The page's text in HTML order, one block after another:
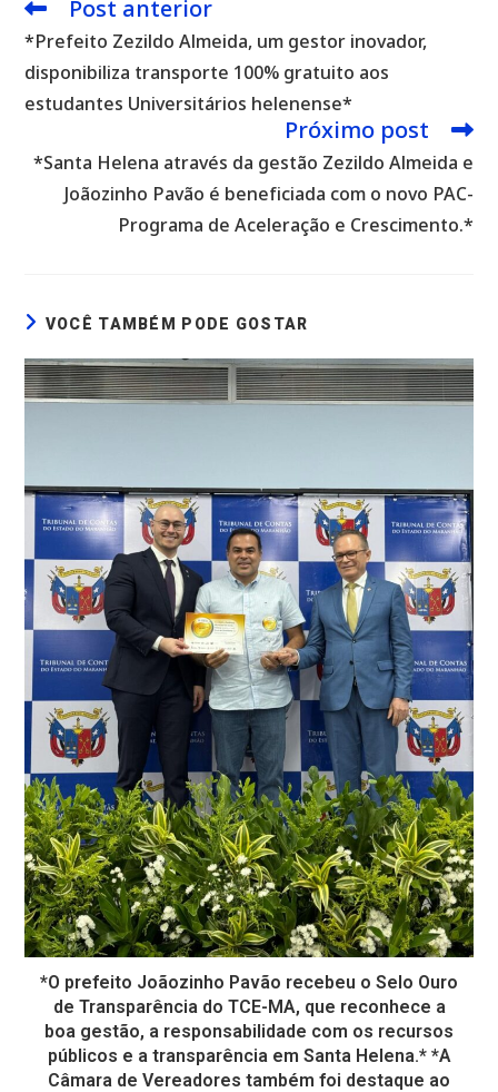
Leia
artigos
Post anterior
*Prefeito Zezildo Almeida, um gestor inovador,
disponibiliza transporte 100% gratuito aos
estudantes Universitários helenense*
Próximo post
*Santa Helena através da gestão Zezildo Almeida e
Joãozinho Pavão é beneficiada com o novo PAC-
Programa de Aceleração e Crescimento.*
VOCÊ TAMBÉM PODE GOSTAR
*O prefeito Joãozinho Pavão recebeu o Selo Ouro
de Transparência do TCE-MA, que reconhece a
boa gestão, a responsabilidade com os recursos
públicos e a transparência em Santa Helena.* *A
Câmara de Vereadores também foi destaque ao